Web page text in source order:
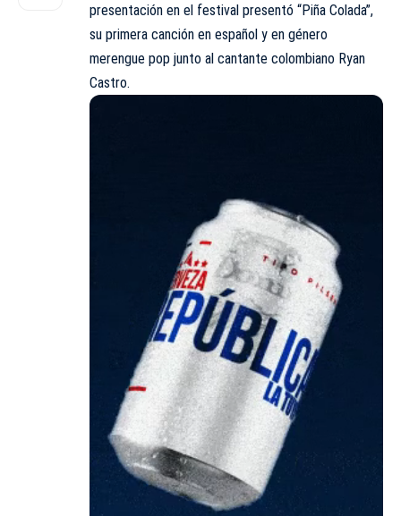
presentación en el festival presentó “Piña Colada”,
su primera canción en español y en género
merengue pop junto al cantante colombiano Ryan
Castro.